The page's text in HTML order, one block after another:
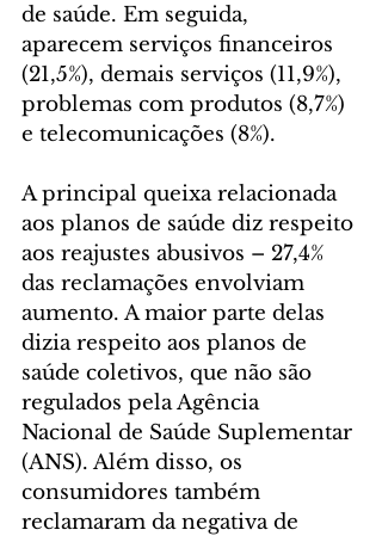
de saúde. Em seguida,
aparecem serviços financeiros
(21,5%), demais serviços (11,9%),
problemas com produtos (8,7%)
e telecomunicações (8%).
A principal queixa relacionada
aos planos de saúde diz respeito
aos reajustes abusivos – 27,4%
das reclamações envolviam
aumento. A maior parte delas
dizia respeito aos planos de
saúde coletivos, que não são
regulados pela Agência
Nacional de Saúde Suplementar
(ANS). Além disso, os
consumidores também
reclamaram da negativa de